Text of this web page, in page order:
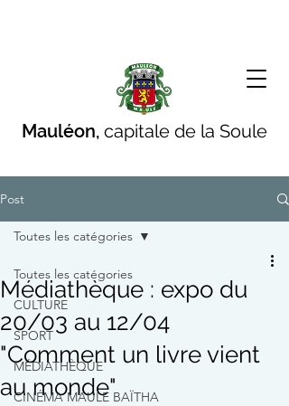
Mauléon, capitale de la Soule
Post
Toutes les catégories
CULTURE
SPORT
MÉDIATHÈQUE
CINÉMA MAULE BAÏTHA
Toutes les catégories
Médiathèque : expo du
20/03 au 12/04
"Comment un livre vient
au monde"